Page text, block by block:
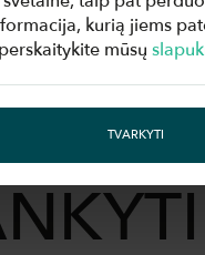
kurią jiems
mūsų
TVARKYTI